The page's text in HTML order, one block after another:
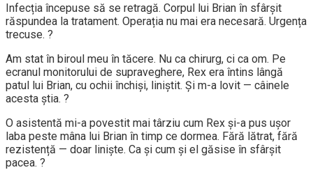
Infecția începuse să se retragă. Corpul lui Brian în sfârșit
răspundea la tratament. Operația nu mai era necesară. Urgența
trecuse. ?
Am stat în biroul meu în tăcere. Nu ca chirurg, ci ca om. Pe
ecranul monitorului de supraveghere, Rex era întins lângă
patul lui Brian, cu ochii închiși, liniștit. Și m-a lovit — câinele
acesta știa. ?
O asistentă mi-a povestit mai târziu cum Rex și-a pus ușor
laba peste mâna lui Brian în timp ce dormea. Fără lătrat, fără
rezistență — doar liniște. Ca și cum și el găsise în sfârșit
pacea. ?